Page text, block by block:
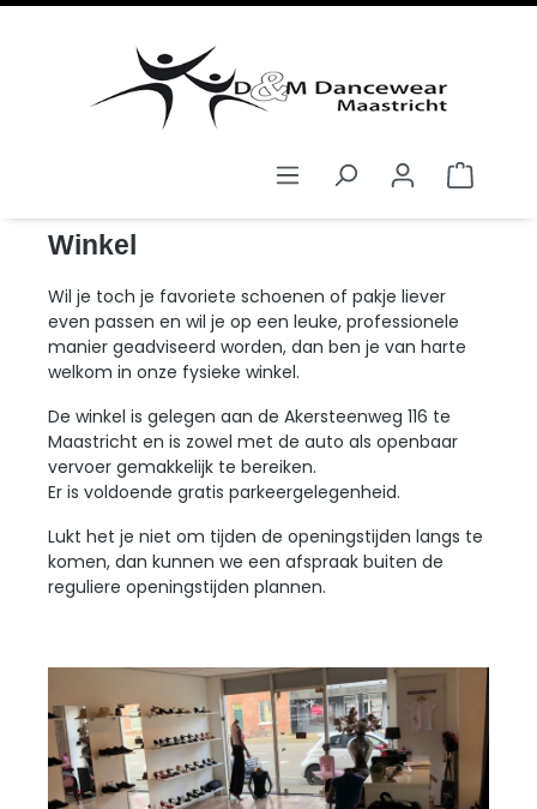
WINKEL - OPENINGSTIJDEN
Winkel
Wil je toch je favoriete schoenen of pakje liever
even passen en wil je op een leuke, professionele
manier geadviseerd worden, dan ben je van harte
welkom in onze fysieke winkel.
De winkel is gelegen aan de Akersteenweg 116 te
Maastricht en is zowel met de auto als openbaar
vervoer gemakkelijk te bereiken.
Er is voldoende gratis parkeergelegenheid.
Lukt het je niet om tijden de openingstijden langs te
komen, dan kunnen we een afspraak buiten de
reguliere openingstijden plannen.